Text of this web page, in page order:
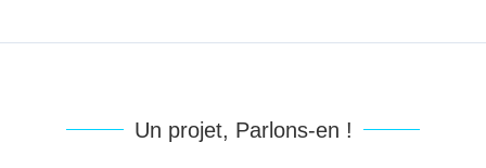
Un projet, Parlons-en !